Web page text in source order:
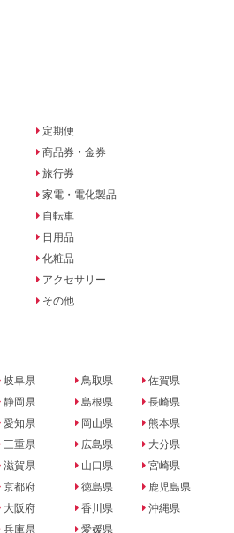
定期便
商品券・金券
旅行券
家電・電化製品
自転車
日用品
化粧品
アクセサリー
その他
岐阜県
静岡県
愛知県
三重県
滋賀県
京都府
大阪府
兵庫県
鳥取県
島根県
岡山県
広島県
山口県
徳島県
香川県
愛媛県
佐賀県
長崎県
熊本県
大分県
宮崎県
鹿児島県
沖縄県